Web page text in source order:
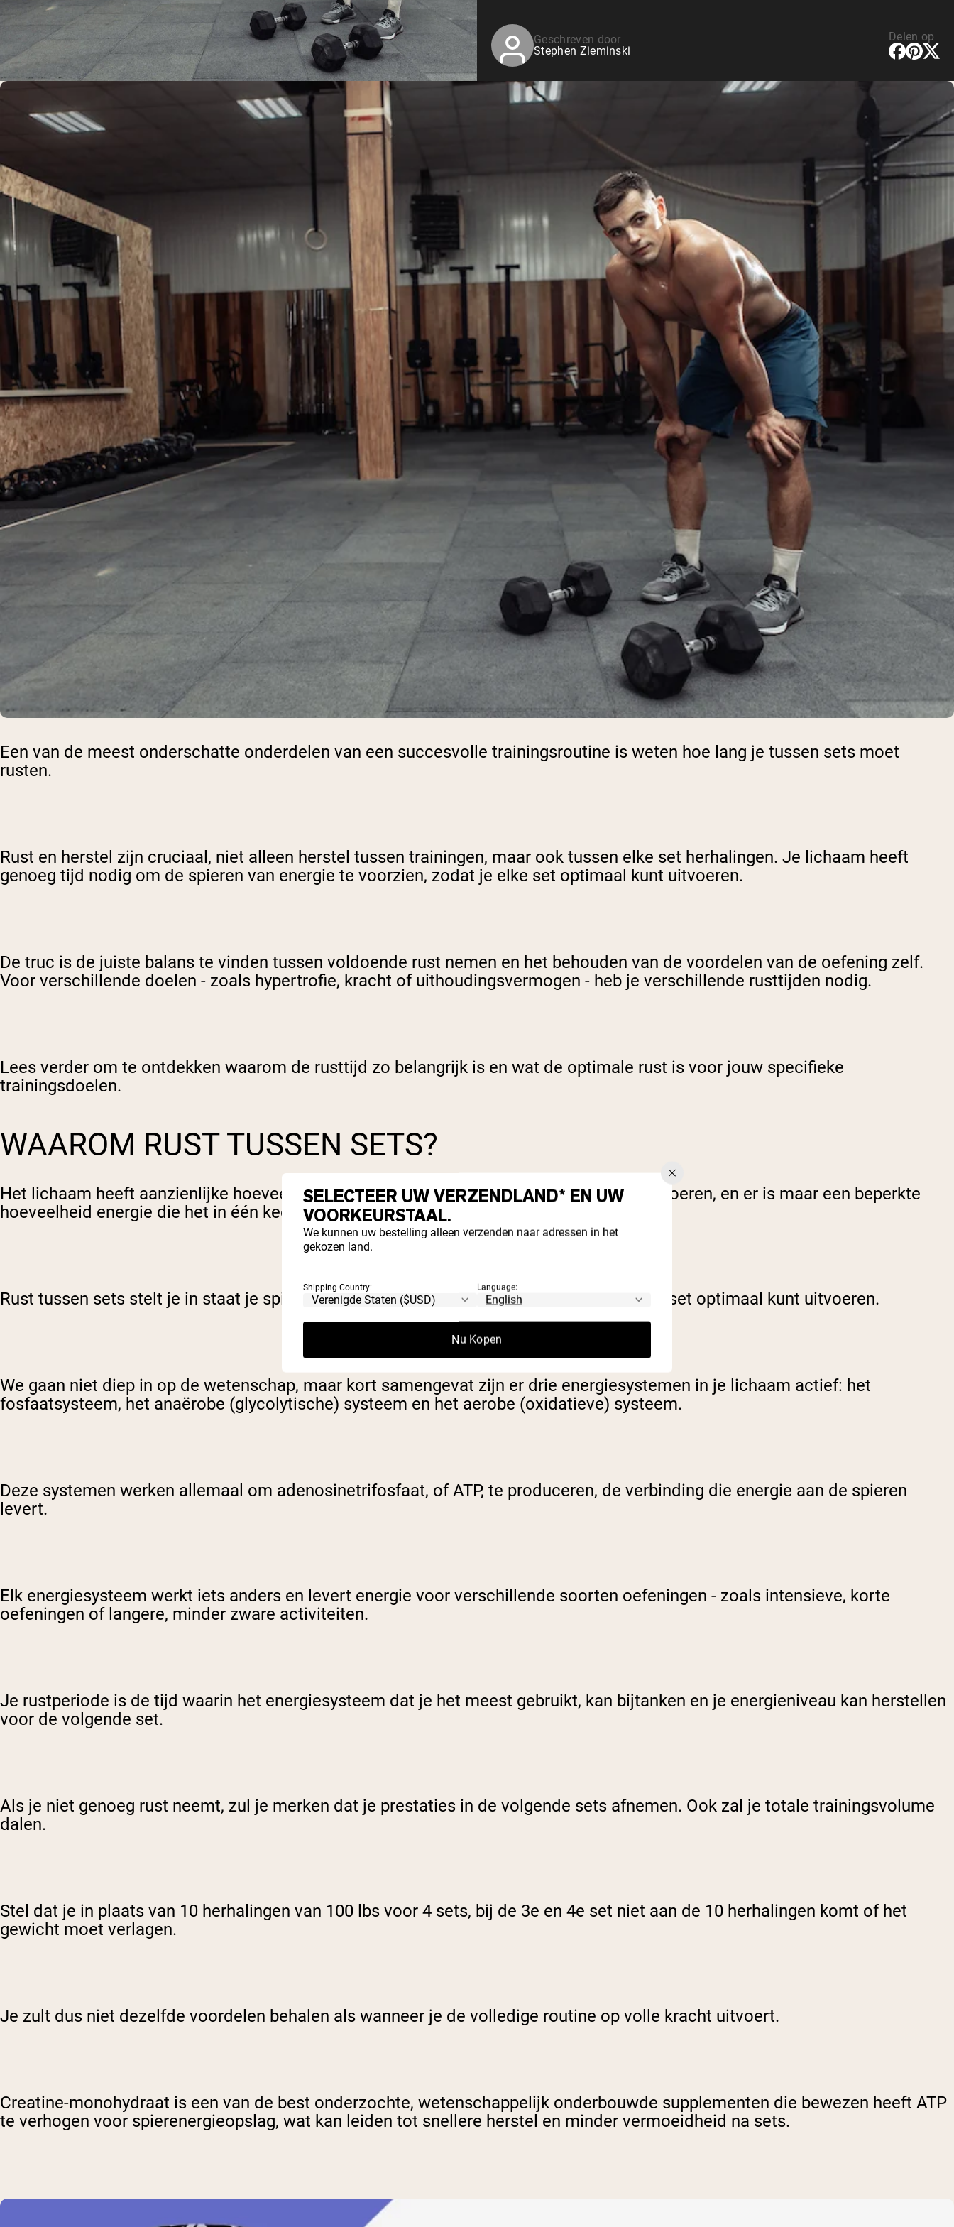
Geschreven door
Stephen Zieminski
Delen op
Een van de meest onderschatte onderdelen van een succesvolle trainingsroutine is weten hoe lang je tussen sets moet
rusten.
Rust en herstel zijn cruciaal, niet alleen herstel tussen trainingen, maar ook tussen elke set herhalingen. Je lichaam heeft
genoeg tijd nodig om de spieren van energie te voorzien, zodat je elke set optimaal kunt uitvoeren.
De truc is de juiste balans te vinden tussen voldoende rust nemen en het behouden van de voordelen van de oefening zelf.
Voor verschillende doelen - zoals hypertrofie, kracht of uithoudingsvermogen - heb je verschillende rusttijden nodig.
Lees verder om te ontdekken waarom de rusttijd zo belangrijk is en wat de optimale rust is voor jouw specifieke
trainingsdoelen.
WAAROM RUST TUSSEN SETS?
Het lichaam heeft aanzienlijke hoeveelheden energie nodig om zware oefeningen uit te voeren, en er is maar een beperkte
hoeveelheid energie die het in één keer kan produceren en gebruiken.
Rust tussen sets stelt je in staat je spieren van energie te voorzien, zodat je de volgende set optimaal kunt uitvoeren.
We gaan niet diep in op de wetenschap, maar kort samengevat zijn er drie energiesystemen in je lichaam actief: het
fosfaatsysteem, het anaërobe (glycolytische) systeem en het aerobe (oxidatieve) systeem.
Deze systemen werken allemaal om adenosinetrifosfaat, of ATP, te produceren, de verbinding die energie aan de spieren
levert.
Elk energiesysteem werkt iets anders en levert energie voor verschillende soorten oefeningen - zoals intensieve, korte
oefeningen of langere, minder zware activiteiten.
Je rustperiode is de tijd waarin het energiesysteem dat je het meest gebruikt, kan bijtanken en je energieniveau kan herstellen
voor de volgende set.
Als je niet genoeg rust neemt, zul je merken dat je prestaties in de volgende sets afnemen. Ook zal je totale trainingsvolume
dalen.
Stel dat je in plaats van 10 herhalingen van 100 lbs voor 4 sets, bij de 3e en 4e set niet aan de 10 herhalingen komt of het
gewicht moet verlagen.
Je zult dus niet dezelfde voordelen behalen als wanneer je de volledige routine op volle kracht uitvoert.
Creatine-monohydraat is een van de best onderzochte, wetenschappelijk onderbouwde supplementen die bewezen heeft ATP
te verhogen voor spierenergieopslag, wat kan leiden tot snellere herstel en minder vermoeidheid na sets.
SELECTEER UW VERZENDLAND* EN UW
VOORKEURSTAAL.
We kunnen uw bestelling alleen verzenden naar adressen in het
gekozen land.
Shipping Country: Language:
Nu Kopen